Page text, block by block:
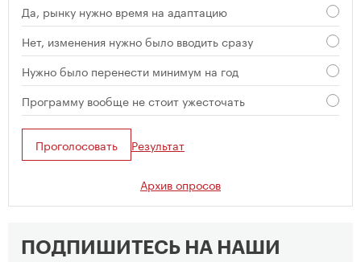
Да, рынку нужно время на адаптацию
Нет, изменения нужно было вводить сразу
Нужно было перенести минимум на год
Программу вообще не стоит ужесточать
Проголосовать Результат
Архив опросов
ПОДПИШИТЕСЬ НА НАШИ